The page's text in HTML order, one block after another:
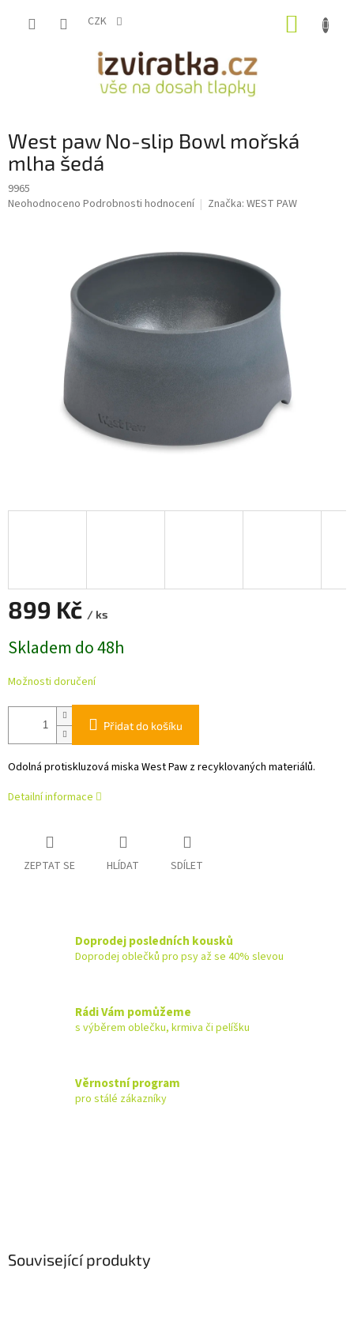
CZK
West paw No-slip Bowl mořská
mlha šedá
9965
Průměrné
Neohodnoceno Podrobnosti hodnocení Značka: WEST PAW
899 Kč / ks
cena:
Skladem do 48h
Možnosti doručení
Přidat do košíku
Odolná protiskluzová miska West Paw z recyklovaných materiálů.
Detailní informace
ZEPTAT SE HLÍDAT SDÍLET
Doprodej posledních kousků
Doprodej oblečků pro psy až se 40% slevou
Rádi Vám pomůžeme
s výběrem oblečku, krmiva či pelíšku
Věrnostní program
pro stálé zákazníky
Související produkty